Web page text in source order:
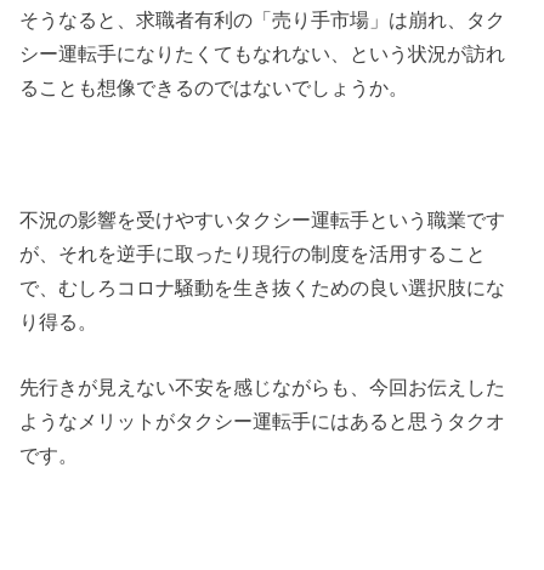
そうなると、求職者有利の「売り手市場」は崩れ、タク
シー運転手になりたくてもなれない、という状況が訪れ
ることも想像できるのではないでしょうか。
不況の影響を受けやすいタクシー運転手という職業です
が、それを逆手に取ったり現行の制度を活用すること
で、むしろコロナ騒動を生き抜くための良い選択肢にな
り得る。
先行きが見えない不安を感じながらも、今回お伝えした
ようなメリットがタクシー運転手にはあると思うタクオ
です。